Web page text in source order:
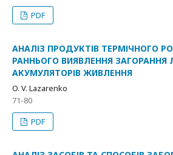
PDF
АНАЛІЗ ПРОДУКТІВ ТЕРМІЧНОГО
РАННЬОГО ВИЯВЛЕННЯ ЗАГОРАННЯ
АКУМУЛЯТОРІВ ЖИВЛЕННЯ
O. V. Lazarenko
71-80
PDF